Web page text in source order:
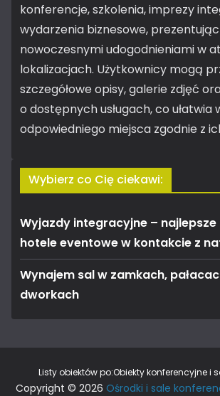
konferencje, szkolenia, imprezy
wydarzenia biznesowe,
nowoczesnymi udogodnieniami w
lokalizacjach. Użytkownicy mogą
szczegółowe opisy, galerie zdjęć
o dostępnych usługach, co ułatwia
odpowiedniego miejsca zgodnie z
Wybierz co Cię ciekawi:
Wyjazdy integracyjne – najlepsze
hotele eventowe w kontakcie z
Wynajem sal w zamkach,
dworkach
Listy obiektów po:Obiekty konferencyjne i
Copyright © 2026 Ośrodki i sale